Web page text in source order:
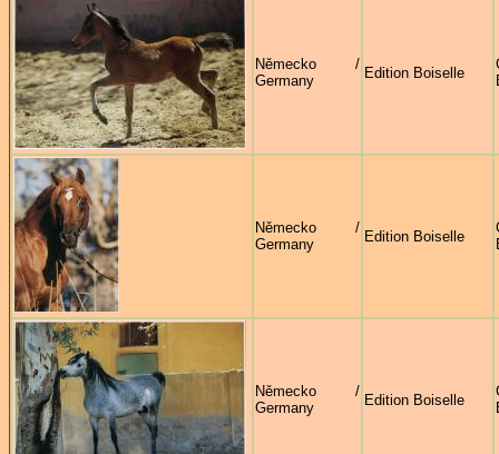
Německo /
Germany
Edition Boiselle
Německo /
Germany
Edition Boiselle
Německo /
Germany
Edition Boiselle